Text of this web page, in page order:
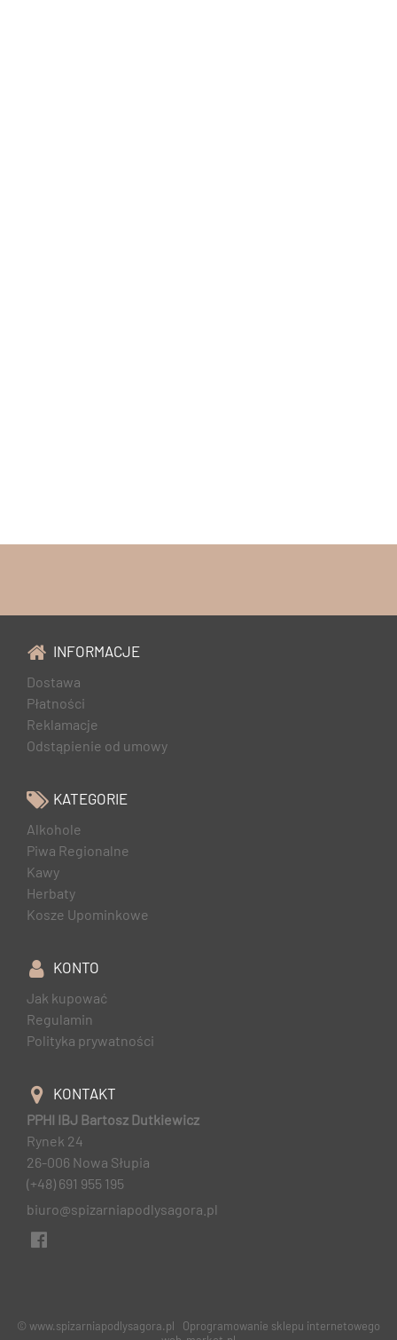
INFORMACJE
Dostawa
Płatności
Reklamacje
Odstąpienie od umowy
KATEGORIE
Alkohole
Piwa Regionalne
Kawy
Herbaty
Kosze Upominkowe
KONTO
Jak kupować
Regulamin
Polityka prywatności
KONTAKT
PPHI IBJ Bartosz Dutkiewicz
Rynek 24
26-006 Nowa Słupia
(+48) 691 955 195
biuro@spizarniapodlysagora.pl
© www.spizarniapodlysagora.pl Oprogramowanie sklepu internetowego